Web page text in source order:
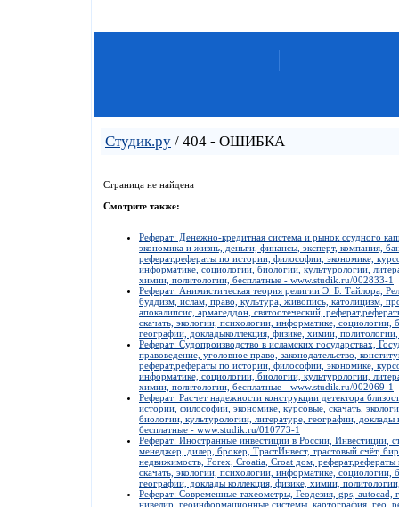
Студик.ру / 404 - ОШИБКА
Страница не найдена
Смотрите также:
Реферат: Денежно-кредитная система и рынок ссудного
экономика и жизнь, деньги, финансы, эксперт, компания,
реферат,рефераты по истории, философии, экономике,
информатике, социологии, биологии, культурологии,
химии, политологии, бесплатные - www.studik.ru/002833-1
Реферат: Анимистическая теория религии Э. Б. Тайлора,
буддизм, ислам, право, культура, живопись, католицизм,
апокалипсис, армагеддон, святоотеческий,
скачать, экологии, психологии, информатике, социологии,
географии, докладыколлекция, физике, химии,
Реферат: Судопроизводство в исламских государствах,
правоведение, уголовное право, законодательство,
реферат,рефераты по истории, философии, экономике,
информатике, социологии, биологии, культурологии,
химии, политологии, бесплатные - www.studik.ru/002069-1
Реферат: Расчет надежности конструкции детектора
истории, философии, экономике, курсовые, скачать,
биологии, культурологии, литературе, географии,
бесплатные - www.studik.ru/010773-1
Реферат: Иностранные инвестиции в России, Инвестиции,
менеджер, дилер, брокер, ТрастИнвест, трастовый счёт,
недвижимость, Forex, Croatia, Croat дом,
скачать, экологии, психологии, информатике, социологии,
географии, доклады коллекция, физике, химии,
Реферат: Современные тахеометры, Геодезия, gps,
нивелир, геоинформационные системы, картография, гео,